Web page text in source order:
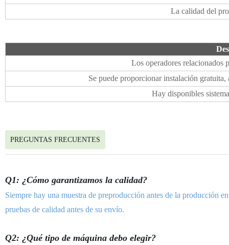
La calidad del
Los operadores relacionados
Se puede proporcionar instalación
Hay disponibles
PREGUNTAS FRECUENTES
Q1: ¿Cómo garantizamos la calidad?
Siempre hay una muestra de preproducción antes de la producción
pruebas de calidad antes de su envío.
Q2: ¿Qué tipo de máquina debo elegir?